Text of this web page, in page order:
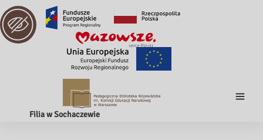
Filia w Sochaczewie